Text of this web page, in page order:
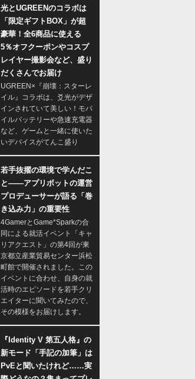
光とUGREENのコラボは
「限定ギフトBOX」が超
豪華！全6商品に使える
5％オフクーポンやコスプ
レイヤー撮影会など、盛り
だくさんでお届け
UGREEN×『崩壊：スターレ
イル』コラボは、爻光がデザ
インされていて美しい！モバ
イルバッテリーや急速充電器
など、ゲームと一緒に使いた
いデバイスがてんこ盛り
若手抜擢の環境で学んだこ
と――アプリボットの運営
プロデューサーが語る「巻
き込み力」の重要性
4GamerとGame*Sparkの合
同による就活イベント「キャ
リアクエスト」の第4回が東
京都立産業貿易センター浜松
町館で開催されました。この
イベントに合わせ、自身の就
活時のエピソードを若手クリ
エイターに聞いてみたので、
その模様をお届けします。
『Identity V 第五人格』の
新モード「手記の加筆」は
PvEと聞いたけれど……実